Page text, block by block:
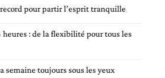
pour partir l’esprit tranquille
heures : de la flexibilité pour tous les
semaine toujours sous les yeux